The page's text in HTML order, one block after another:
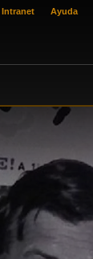
Intranet Ayuda